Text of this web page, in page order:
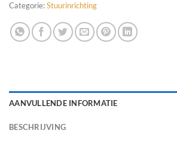
Categorie:Stuurinrichting
AANVULLENDE INFORMATIE
BESCHRIJVING